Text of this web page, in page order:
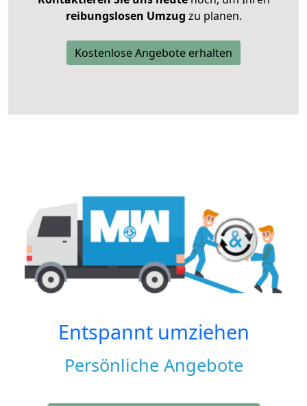
reibungslosen Umzug zu planen.
Kostenlose Angebote erhalten
Entspannt umziehen
Persönliche Angebote